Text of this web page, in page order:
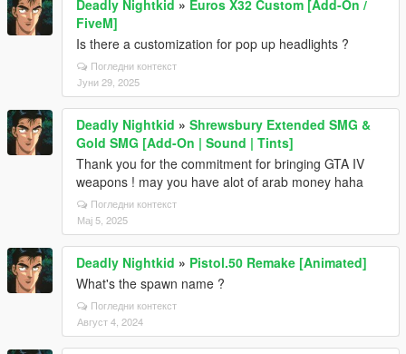
Deadly Nightkid » Euros X32 Custom [Add-On /
FiveM]
Is there a customization for pop up headlights ?
Погледни контекст
Јуни 29, 2025
Deadly Nightkid » Shrewsbury Extended SMG &
Gold SMG [Add-On | Sound | Tints]
Thank you for the commitment for bringing GTA IV
weapons ! may you have alot of arab money haha
Погледни контекст
Мај 5, 2025
Deadly Nightkid » Pistol.50 Remake [Animated]
What's the spawn name ?
Погледни контекст
Август 4, 2024